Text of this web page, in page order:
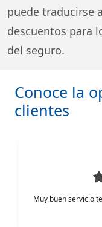
puede traducirse
descuentos para
del seguro.
Conoce la
clientes
Muy buen servicio